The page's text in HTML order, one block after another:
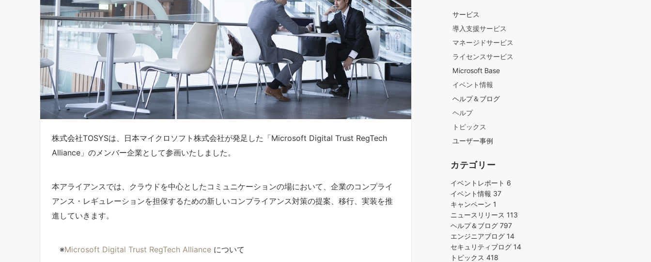
株式会社TOSYSは、日本マイクロソフト株式会社が発足した「Microsoft Digital Trust RegTech
Alliance」のメンバー企業として参画いたしました。
本アライアンスでは、クラウドを中心としたコミュニケーションの場において、企業のコンプライ
アンス・レギュレーションを担保するための新しいコンプライアンス対策の提案、移行、実装を推
進していきます。
※Microsoft Digital Trust RegTech Alliance について
サービス
導入支援サービス
マネージドサービス
ライセンスサービス
Microsoft Base
イベント情報
ヘルプ＆ブログ
ヘルプ
トピックス
ユーザー事例
カテゴリー
イベントレポート 6
イベント情報 37
キャンペーン 1
ニュースリリース 113
ヘルプ＆ブログ 797
エンジニアブログ 14
セキュリティブログ 14
トピックス 418